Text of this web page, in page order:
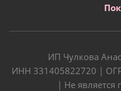
ИП Чулкова
ИНН 331405822720 |
| Не является